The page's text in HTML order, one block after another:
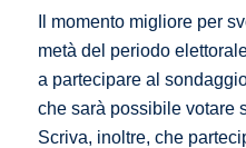
Il momento migliore per
metà del periodo
a partecipare al
che sarà possibile votare
Scriva, inoltre, che